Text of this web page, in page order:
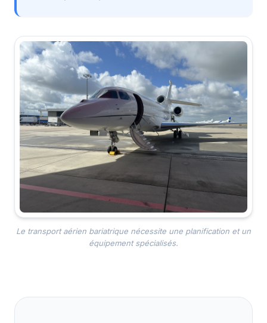
Le transport aérien bariatrique nécessite une planification et un
équipement spécialisés.